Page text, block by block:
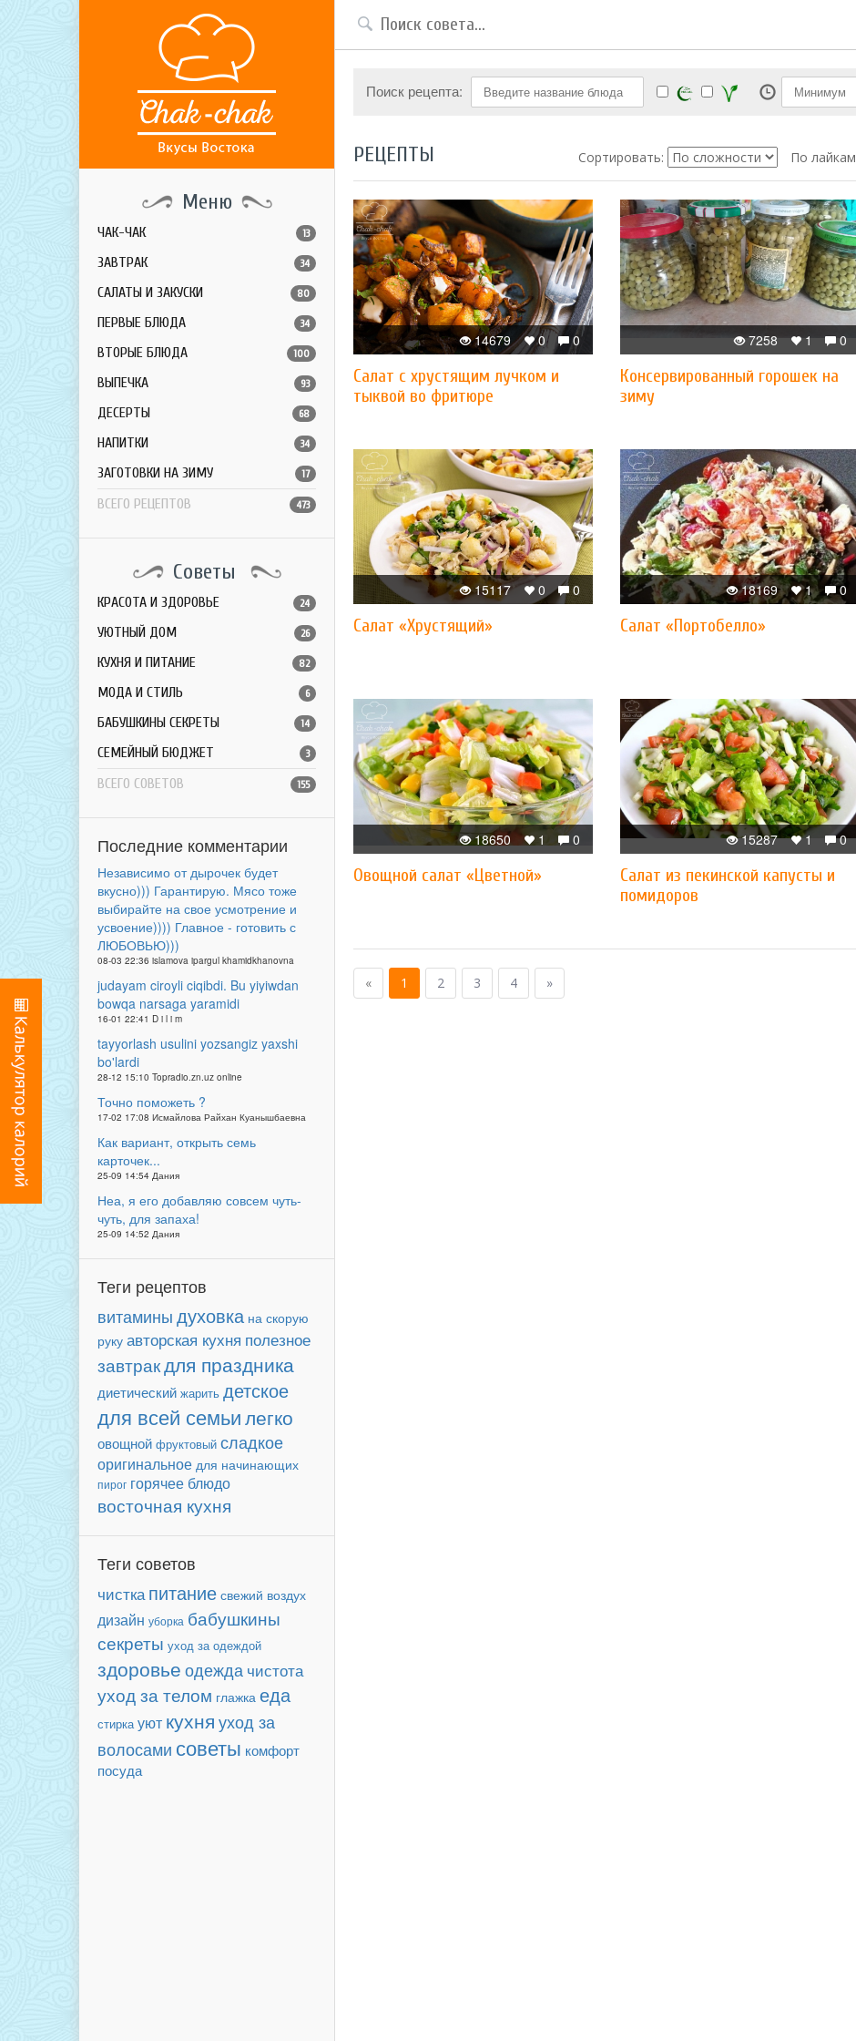
Меню
ЧАК-ЧАК 13
ЗАВТРАК 34
САЛАТЫ И ЗАКУСКИ 80
ПЕРВЫЕ БЛЮДА 34
ВТОРЫЕ БЛЮДА 100
ВЫПЕЧКА 93
ДЕСЕРТЫ 68
НАПИТКИ 34
ЗАГОТОВКИ НА ЗИМУ 17
ВСЕГО РЕЦЕПТОВ 473
Советы
КРАСОТА И ЗДОРОВЬЕ 24
УЮТНЫЙ ДОМ 26
КУХНЯ И ПИТАНИЕ 82
МОДА И СТИЛЬ 6
БАБУШКИНЫ СЕКРЕТЫ 14
СЕМЕЙНЫЙ БЮДЖЕТ 3
ВСЕГО СОВЕТОВ 155
Последние комментарии
Независимо от дырочек будет
вкусно))) Гарантирую. Мясо тоже
выбирайте на свое усмотрение и
усвоение)))) Главное - готовить с
ЛЮБОВЬЮ)))
08-03 22:36 islamova ipargul khamidkhanovna
judayam ciroyli ciqibdi. Bu yiyiwdan
bowqa narsaga yaramidi
16-01 22:41 D i l i m
tayyorlash usulini yozsangiz yaxshi
bo'lardi
28-12 15:10 Topradio.zn.uz online
Точно поможеть ?
17-02 17:08 Исмайлова Райхан Куанышбаевна
Как вариант, открыть семь
карточек...
25-09 14:54 Дания
Неа, я его добавляю совсем чуть-
чуть, для запаха!
25-09 14:52 Дания
Теги рецептов
витамины духовка на скорую
руку авторская кухня полезное
завтракдля праздника
диетический жарить детское
для всей семьилегко
овощной фруктовый сладкое
оригинальное для начинающих
пирог горячее блюдо
восточная кухня
Теги советов
чистка питание свежий воздух
дизайн уборка бабушкины
секреты уход за одеждой
здоровье одежда чистота
уход за телом глажка еда
стирка уют кухняуход за
волосами советы комфорт
посуда
Поиск рецепта:
РЕЦЕПТЫ Сортировать: По лайкам
0
0
14679
Салат с хрустящим лучком и
тыквой во фритюре
0
1
7258
Консервированный горошек на
зиму
0
0
15117
Салат «Хрустящий»
0
1
18169
Салат «Портобелло»
0
1
18650
Овощной салат «Цветной»
0
1
15287
Салат из пекинской капусты и
помидоров
« 1 2 3 4 »